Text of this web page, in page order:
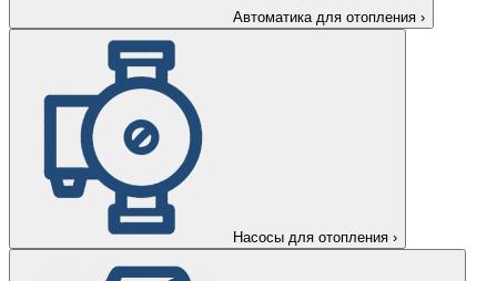
Автоматика для отопления ›
Насосы для отопления ›